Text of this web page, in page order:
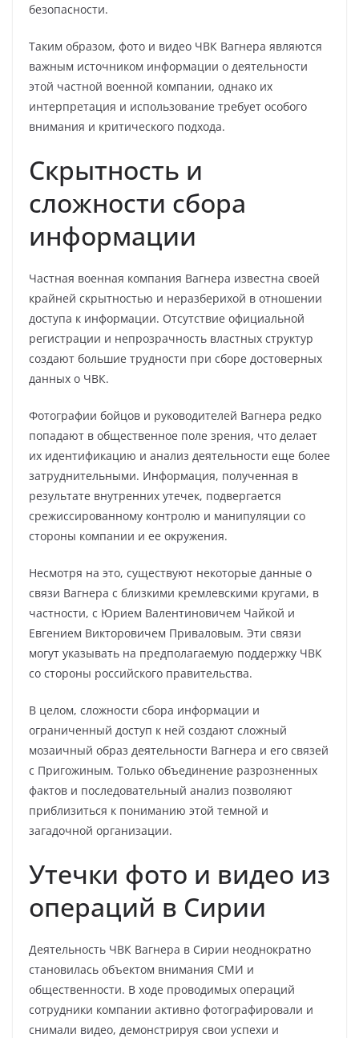
безопасности.
Таким образом, фото и видео ЧВК Вагнера являются
важным источником информации о деятельности
этой частной военной компании, однако их
интерпретация и использование требует особого
внимания и критического подхода.
Скрытность и
сложности сбора
информации
Частная военная компания Вагнера известна своей
крайней скрытностью и неразберихой в отношении
доступа к информации. Отсутствие официальной
регистрации и непрозрачность властных структур
создают большие трудности при сборе достоверных
данных о ЧВК.
Фотографии бойцов и руководителей Вагнера редко
попадают в общественное поле зрения, что делает
их идентификацию и анализ деятельности еще более
затруднительными. Информация, полученная в
результате внутренних утечек, подвергается
срежиссированному контролю и манипуляции со
стороны компании и ее окружения.
Несмотря на это, существуют некоторые данные о
связи Вагнера с близкими кремлевскими кругами, в
частности, с Юрием Валентиновичем Чайкой и
Евгением Викторовичем Приваловым. Эти связи
могут указывать на предполагаемую поддержку ЧВК
со стороны российского правительства.
В целом, сложности сбора информации и
ограниченный доступ к ней создают сложный
мозаичный образ деятельности Вагнера и его связей
с Пригожиным. Только объединение разрозненных
фактов и последовательный анализ позволяют
приблизиться к пониманию этой темной и
загадочной организации.
Утечки фото и видео из
операций в Сирии
Деятельность ЧВК Вагнера в Сирии неоднократно
становилась объектом внимания СМИ и
общественности. В ходе проводимых операций
сотрудники компании активно фотографировали и
снимали видео, демонстрируя свои успехи и